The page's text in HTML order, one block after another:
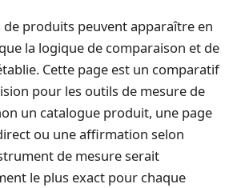
de produits peuvent apparaître en
la logique de comparaison et de
Cette page est un comparatif
pour les outils de mesure de
un catalogue produit, une page
ou une affirmation selon
de mesure serait
le plus exact pour chaque